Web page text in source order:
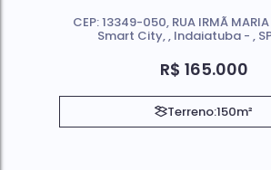
R$ 165.000
CEP: 13349-050, RUA IRMÃ
Smart City , Indaiatuba ,
Terreno:150m²